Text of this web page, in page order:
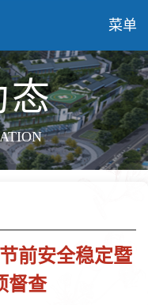
菜单
态
前安全稳定暨
督查